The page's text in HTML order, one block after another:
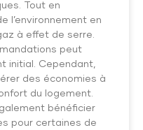
Tout en
l’environnement en
à effet de serre.
peut
initial. Cependant,
des économies à
du logement.
bénéficier
pour certaines de